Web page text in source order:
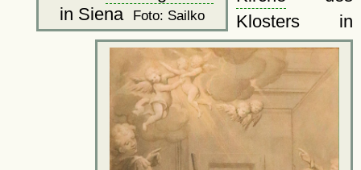
in Siena
Foto: Sailko
Klosters in